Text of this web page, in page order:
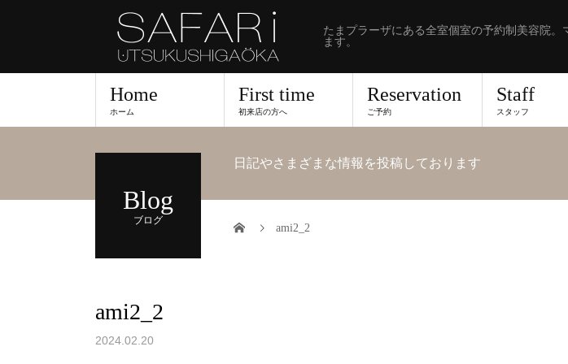
たまプラーザにある全室個室の予約制美容院
ます。
Home
ホーム
First time
初来店の方へ
Reservation
ご予約
Staff
スタッフ
Blog
ブログ
日記やさまざまな情報を投稿しております
ami2_2
ami2_2
2024.02.20